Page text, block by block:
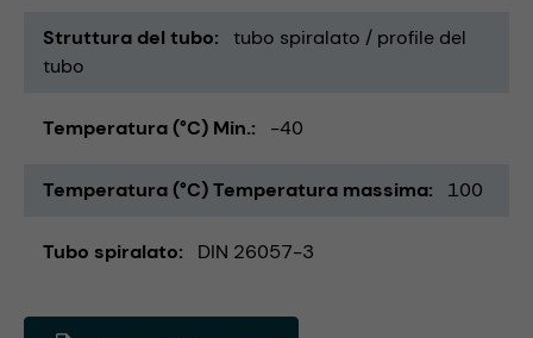
Struttura del tubo
tubo spiralato / profile del
tubo
Temperatura (°C) Min. -40
Temperatura (°C) Temperatura massima 100
Tubo spiralato DIN 26057-3